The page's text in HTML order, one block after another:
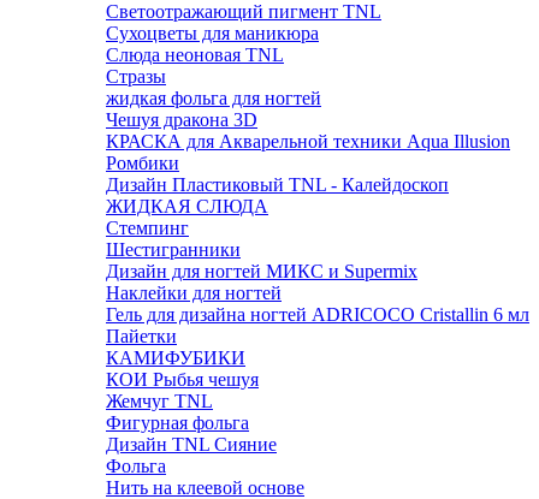
Светоотражающий пигмент TNL
Сухоцветы для маникюра
Слюда неоновая TNL
Стразы
жидкая фольга для ногтей
Чешуя дракона 3D
КРАСКА для Акварельной техники Aqua Illusion
Ромбики
Дизайн Пластиковый TNL - Калейдоскоп
ЖИДКАЯ СЛЮДА
Стемпинг
Шестигранники
Дизайн для ногтей МИКС и Supermix
Наклейки для ногтей
Гель для дизайна ногтей ADRICOCO Cristallin 6 мл
Пайетки
КАМИФУБИКИ
КОИ Рыбья чешуя
Жемчуг TNL
Фигурная фольга
Дизайн TNL Сияние
Фольга
Нить на клеевой основе